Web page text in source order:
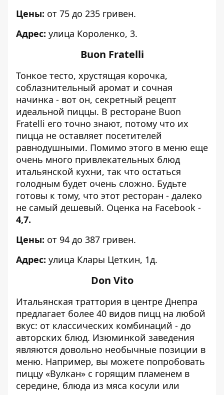
Цены: от 75 до 235 гривен.
Адрес: улица Короленко, 3.
Buon Fratelli
Тонкое тесто, хрустящая корочка,
соблазнительный аромат и сочная
начинка - вот он, секретный рецепт
идеальной пиццы. В ресторане Buon
Fratelli его точно знают, потому что их
пицца не оставляет посетителей
равнодушными. Помимо этого в меню еще
очень много привлекательных блюд
итальянской кухни, так что остаться
голодным будет очень сложно. Будьте
готовы к тому, что этот ресторан - далеко
не самый дешевый. Оценка на Facebook -
4,7.
Цены: от 94 до 387 гривен.
Адрес: улица Клары Цеткин, 1д.
Don Vito
Итальянская траттория в центре Днепра
предлагает более 40 видов пицц на любой
вкус: от классических комбинаций - до
авторских блюд. Изюминкой заведения
являются довольно необычные позиции в
меню. Например, вы можете попробовать
пиццу «Вулкан» с горящим пламенем в
середине, блюда из мяса косули или